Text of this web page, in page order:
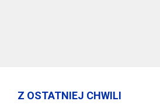
Z OSTATNIEJ CHWILI